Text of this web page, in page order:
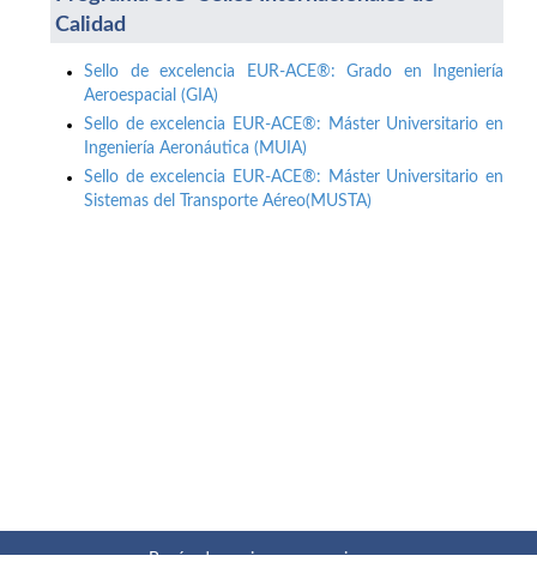
Calidad
Sello de excelencia EUR-ACE®: Grado en Ingeniería
Aeroespacial (GIA)
Sello de excelencia EUR-ACE®: Máster Universitario en
Ingeniería Aeronáutica (MUIA)
Sello de excelencia EUR-ACE®: Máster Universitario en
Sistemas del Transporte Aéreo(MUSTA)
Buzón de quejas, sugerencias y